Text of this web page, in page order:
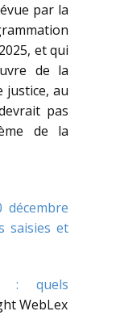
par la
et qui
de la
justice, au
pas
de la
décembre
saisies et
: quels
WebLex